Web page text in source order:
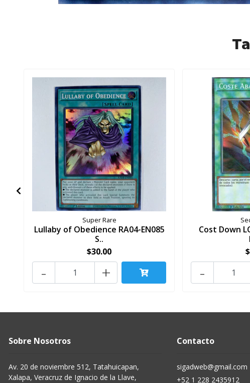
Super Rare
Lullaby of Obedience RA04-EN085
S..
$30.00
+
-
Cost Down
-
Sobre Nosotros
Av. 20 de noviembre 512, Tatahuicapan,
Xalapa, Veracruz de Ignacio de la Llave,
Contacto
sigadweb@gmail.com
+52 1 228 2435912